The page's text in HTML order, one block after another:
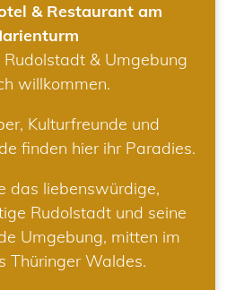
& Restaurant am
& Umgebung
willkommen.
Kulturfreunde und
finden hier ihr Paradies.
das liebenswürdige,
Rudolstadt und seine
Umgebung, mitten im
Thüringer Waldes.